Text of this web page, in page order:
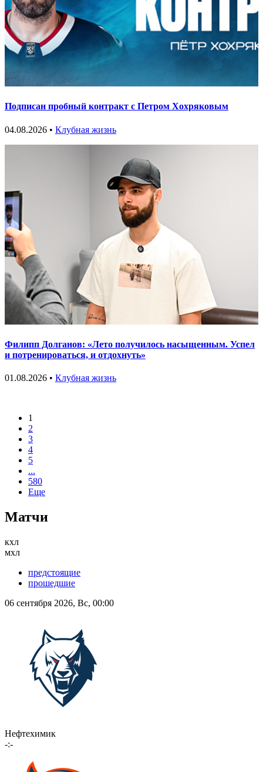
Подписан пробный контракт с Петром Хохряковым
04.08.2026 • Клубная жизнь
Филипп Долганов: «Лето получилось насыщенным. Успел
и потренироваться, и отдохнуть»
01.08.2026 • Клубная жизнь
1
2
3
4
5
...
580
Еще
Матчи
кхл
мхл
предстоящие
прошедшие
06 сентября 2026, Вс, 00:00
Нефтехимик
-:-